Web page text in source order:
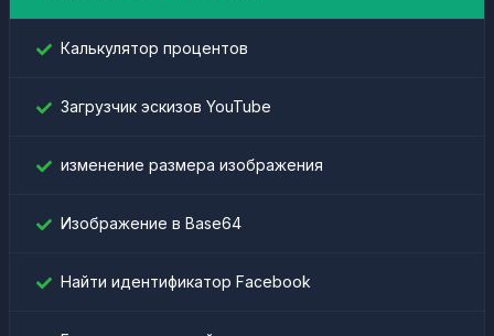
Калькулятор процентов
Загрузчик эскизов YouTube
изменение размера изображения
Изображение в Base64
Найти идентификатор Facebook